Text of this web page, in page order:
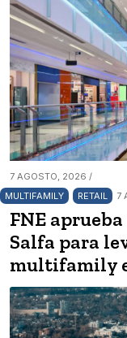
7 AGOSTO, 2026 /
MULTIFAMILY
RETAIL 7
FNE
Salfa para
multifamily